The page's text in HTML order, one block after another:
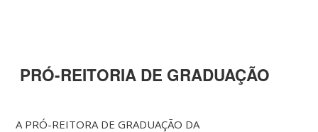
PRÓ-REITORIA DE GRADUAÇÃO
A PRÓ-REITORA DE GRADUAÇÃO DA